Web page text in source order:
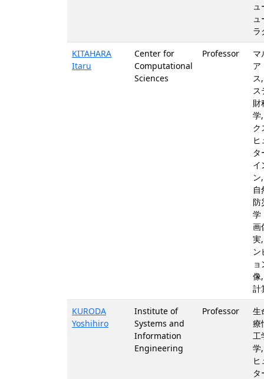
ュ
ュ
ラ
KITAHARA
Itaru
Center for
Computational
Sciences
Professor
マ
ア
ス
ス
財
学
ク
ヒ
タ
イ
ン
自
防
学
画
実
ン
像
計
KURODA
Yoshihiro
Institute of
Systems and
Information
Engineering
Professor
生
療
工
学
ヒ
タ